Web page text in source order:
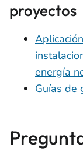
proyectos
energía
Guías de